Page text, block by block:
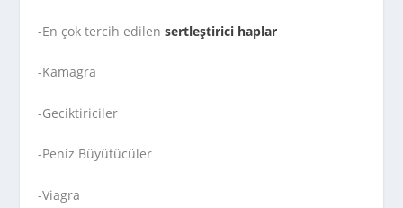
-En çok tercih edilensertleştirici haplar
-Kamagra
-Geciktiriciler
-Peniz Büyütücüler
-Viagra